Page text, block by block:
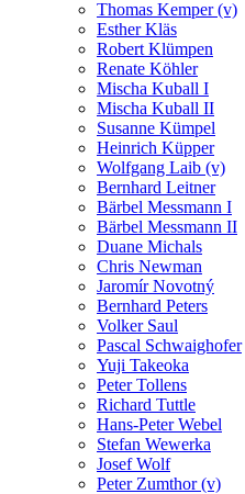
Thomas Kemper (v)
Esther Kläs
Robert Klümpen
Renate Köhler
Mischa Kuball I
Mischa Kuball II
Susanne Kümpel
Heinrich Küpper
Wolfgang Laib (v)
Bernhard Leitner
Bärbel Messmann I
Bärbel Messmann II
Duane Michals
Chris Newman
Jaromír Novotný
Bernhard Peters
Volker Saul
Pascal Schwaighofer
Yuji Takeoka
Peter Tollens
Richard Tuttle
Hans-Peter Webel
Stefan Wewerka
Josef Wolf
Peter Zumthor (v)